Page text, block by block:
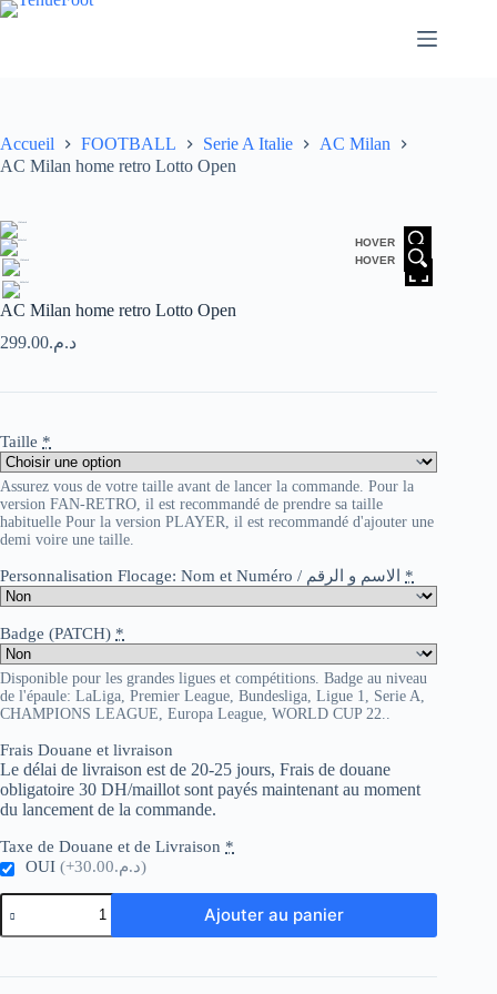
Passer
Accueil FOOTBALL Serie A Italie
AC Milan
AC Milan home retro Lotto Open
HOVER
HOVER
AC Milan home retro Lotto Open
د.م.299.00
Taille *
Assurez vous de votre taille avant de lancer la commande. Pour la
version FAN-RETRO, il est recommandé de prendre sa taille
habituelle Pour la version PLAYER, il est recommandé d'ajouter une
demi voire une taille.
Personnalisation Flocage: Nom et Numéro / الاسم و الرقم *
Badge (PATCH) *
Disponible pour les grandes ligues et compétitions. Badge au niveau
de l'épaule: LaLiga, Premier League, Bundesliga, Ligue 1, Serie A,
CHAMPIONS LEAGUE, Europa League, WORLD CUP 22..
Frais Douane et livraison
Le délai de livraison est de 20-25 jours, Frais de douane
obligatoire 30 DH/maillot sont payés maintenant au moment
du lancement de la commande.
Taxe de Douane et de Livraison *
OUI
(+د.م.30.00)
quantité
de
AC
home
Ajouter au panier